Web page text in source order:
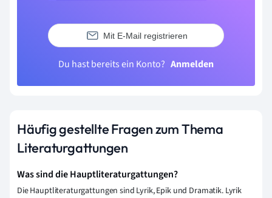
Mit E-Mail registrieren
Du hast bereits ein Konto? Anmelden
Häufig gestellte Fragen zum Thema
Literaturgattungen
Was sind die Hauptliteraturgattungen?
Die Hauptliteraturgattungen sind Lyrik, Epik und Dramatik. Lyrik